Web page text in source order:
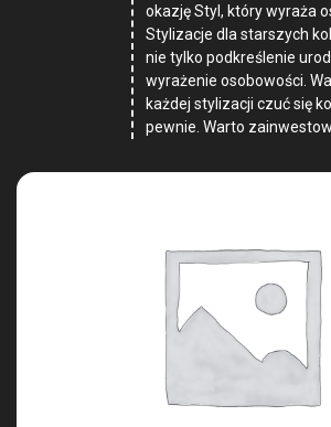
okazję Styl, który wyraża
Stylizacje dla starszych
nie tylko podkreślenie
wyrażenie osobowości.
każdej stylizacji czuć się
pewnie. Warto